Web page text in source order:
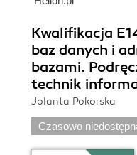
Kwalifikacja
baz danych i
bazami.
technik
Jolanta Pokorska
Czasowo